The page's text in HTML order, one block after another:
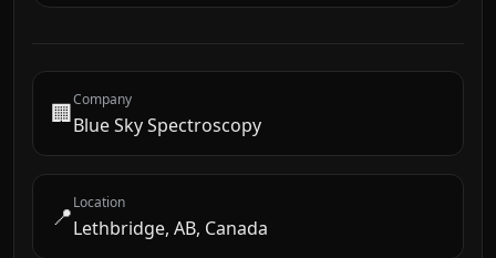
🏢Company
Blue Sky Spectroscopy
📍Location
Lethbridge, AB, Canada